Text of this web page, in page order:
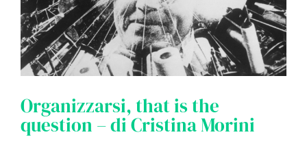
Organizzarsi, that is the
question – di Cristina Morini